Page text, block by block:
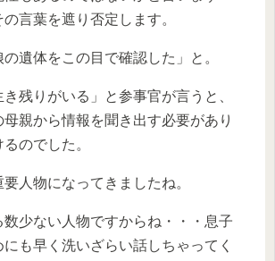
言葉を遮り否定します。
の遺体をこの目で確認した」と。
き残りがいる」と参事官が言うと、
親から情報を聞き出す必要があり
のでした。
人物になってきましたね。
少ない人物ですからね・・・息子
にも早く洗いざらい話しちゃってく